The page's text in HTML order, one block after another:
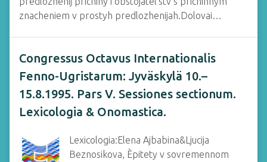
znacheniem v prostyh predlozhenijah.Dolovai…
Congressus Octavus Internationalis
Fenno-Ugristarum: Jyväskylä 10.–
15.8.1995. Pars V. Sessiones sectionum.
Lexicologia & Onomastica.
Lexicologia:Elena Ajbabina&Ljucija
Beznosikova, Èpitety v sovremennom